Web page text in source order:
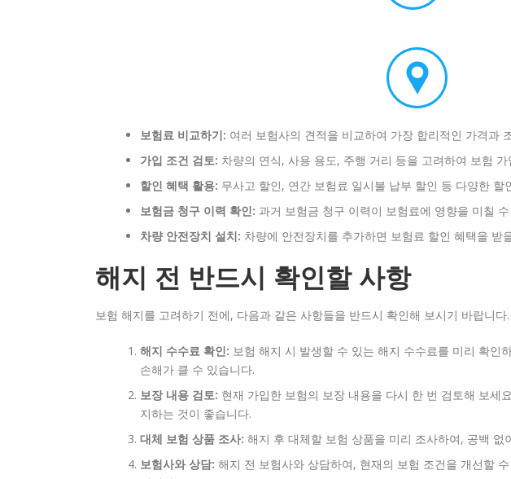
보험료 비교하기: 여러 보험사의 견적을 비교하여 가장 합리적인 가격과
가입 조건 검토: 차량의 연식, 사용 용도, 주행 거리 등을 고려하여 보험
할인 혜택 활용: 무사고 할인, 연간 보험료 일시불 납부 할인 등 다양한 할
보험금 청구 이력 확인: 과거 보험금 청구 이력이 보험료에 영향을 미칠
차량 안전장치 설치: 차량에 안전장치를 추가하면 보험료 할인 혜택을 받
해지 전 반드시 확인할 사항
보험 해지를 고려하기 전에, 다음과 같은 사항들을 반드시 확인해 보시기 바랍니다.
해지 수수료 확인: 보험 해지 시 발생할 수 있는 해지 수수료를 미리 확인
손해가 클 수 있습니다.
보장 내용 검토: 현재 가입한 보험의 보장 내용을 다시 한 번 검토해 보세
지하는 것이 좋습니다.
대체 보험 상품 조사: 해지 후 대체할 보험 상품을 미리 조사하여, 공백 없
보험사와 상담: 해지 전 보험사와 상담하여, 현재의 보험 조건을 개선할